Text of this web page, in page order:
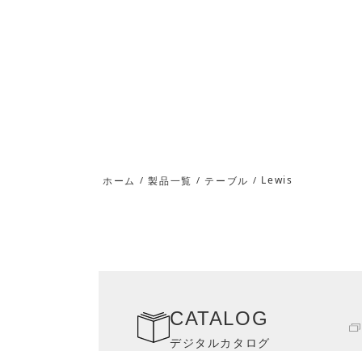
ホーム / 製品一覧 / テーブル / Lewis
CATALOG
デジタルカタログ